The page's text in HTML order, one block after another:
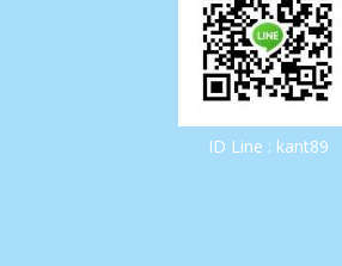
ID Line : kant89